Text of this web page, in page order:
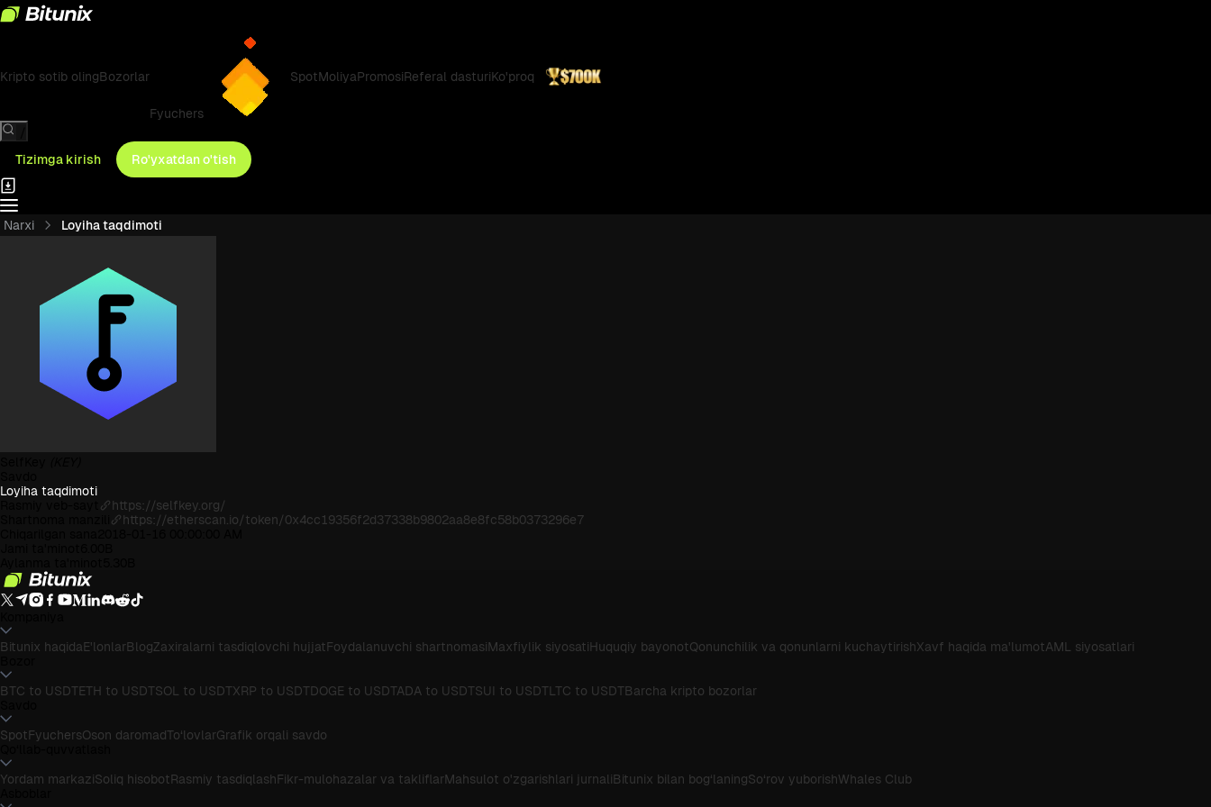
Kripto sotib olingBozorlar
Fyuchers
SpotMoliyaPromosiReferal dasturiKo'proq
Tizimga kirish
Ro'yxatdan o'tish
Narxi Loyiha taqdimoti
Loyiha taqdimoti
https://selfkey.org/
https://etherscan.io/token/0x4cc19356f2d37338b9802aa8e8fc58b0373296e7
Bitunix haqidaE'lonlarBlogZaxiralarni tasdiqlovchi hujjatFoydalanuvchi shartnomasiMaxfiylik siyosatiHuquqiy bayonotQonunchilik va qonunlarni kuchaytirishXavf haqida ma'lumotAML siyosatlari
BTC to USDTETH to USDTSOL to USDTXRP to USDTDOGE to USDTADA to USDTSUI to USDTLTC to USDTBarcha kripto bozorlar
SpotFyuchersOson daromadTo‘lovlarGrafik orqali savdo
Yordam markaziSoliq hisobotRasmiy tasdiqlashFikr-mulohazalar va takliflarMahsulot o'zgarishlari jurnaliBitunix bilan bog‘laningSo‘rov yuborishWhales Club